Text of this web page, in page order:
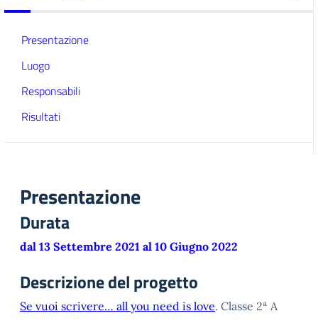
Presentazione
Luogo
Responsabili
Risultati
Presentazione
Durata
dal 13 Settembre 2021 al 10 Giugno 2022
Descrizione del progetto
Se vuoi scrivere… all you need is love. Classe 2ª A